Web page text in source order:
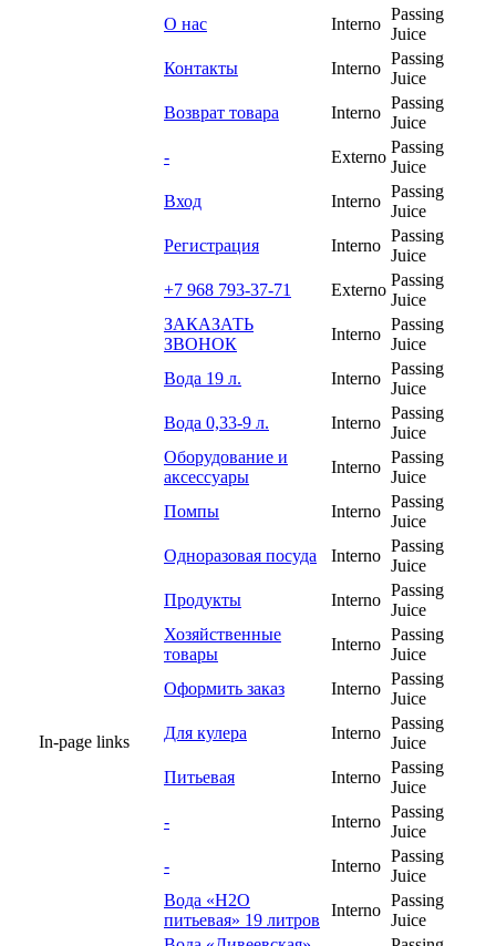
In-page links
О нас
Interno
Passing
Juice
Контакты
Interno
Passing
Juice
Возврат товара
Interno
Passing
Juice
-
Externo
Passing
Juice
Вход
Interno
Passing
Juice
Регистрация
Interno
Passing
Juice
+7 968 793-37-71
Externo
Passing
Juice
ЗАКАЗАТЬ
ЗВОНОК
Interno
Passing
Juice
Вода 19 л.
Interno
Passing
Juice
Вода 0,33-9 л.
Interno
Passing
Juice
Оборудование и
аксессуары
Interno
Passing
Juice
Помпы
Interno
Passing
Juice
Одноразовая посуда
Interno
Passing
Juice
Продукты
Interno
Passing
Juice
Хозяйственные
товары
Interno
Passing
Juice
Оформить заказ
Interno
Passing
Juice
Для кулера
Interno
Passing
Juice
Питьевая
Interno
Passing
Juice
-
Interno
Passing
Juice
-
Interno
Passing
Juice
Вода «Н2О
питьевая» 19 литров
Interno
Passing
Juice